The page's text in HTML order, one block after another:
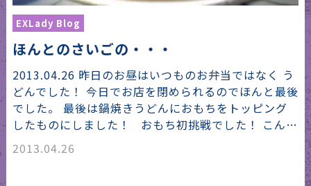
EXLady Blog
ほんとのさいごの・・・
2013.04.26 昨日のお昼はいつものお弁当ではなく う
どんでした！ 今日でお店を閉められるのでほんと最後
でした。 最後は鍋焼きうどんにおもちをトッピング
したものにしました！ おもち初挑戦でした！ こん…
2013.04.26